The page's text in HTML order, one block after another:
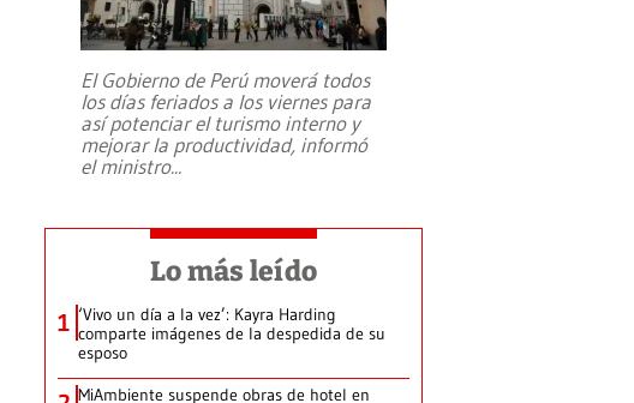
El Gobierno de Perú moverá todos
los días feriados a los viernes para
así potenciar el turismo interno y
mejorar la productividad, informó
el ministro...
Lo más leído
1 ‘Vivo un día a la vez’: Kayra Harding
comparte imágenes de la despedida de su
esposo
MiAmbiente suspende obras de hotel en